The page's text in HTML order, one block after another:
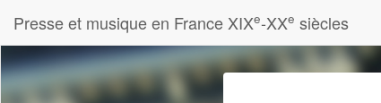
Presse et musique en France XIXe-XXe siècles